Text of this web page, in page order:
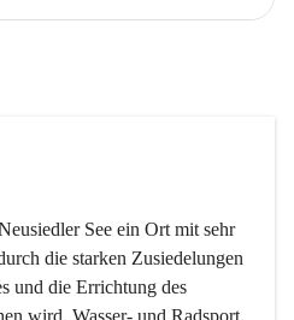
See ein Ort mit sehr
die starken Zusiedelungen
und die Errichtung des
wird. Wasser- und Radsport,